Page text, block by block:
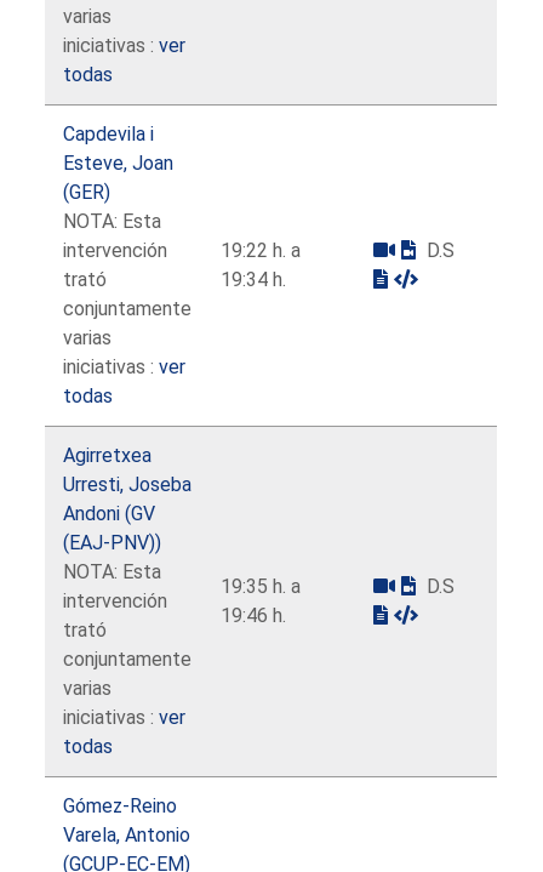
varias
iniciativas :ver
todas
Capdevila i
Esteve, Joan
(GER)
NOTA: Esta
intervención
trató
conjuntamente
varias
iniciativas :ver
todas
19:22 h. a
19:34 h.
D.S
Agirretxea
Urresti, Joseba
Andoni (GV
(EAJ-PNV))
NOTA: Esta
intervención
trató
conjuntamente
varias
iniciativas :ver
todas
19:35 h. a
19:46 h.
D.S
Gómez-Reino
Varela, Antonio
(GCUP-EC-EM)